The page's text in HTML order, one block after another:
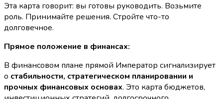
Эта карта говорит: вы готовы руководить. Возьмите
роль. Принимайте решения. Стройте что-то
долговечное.
Прямое положение в финансах:
В финансовом плане прямой Император сигнализирует
о стабильности, стратегическом планировании и
прочных финансовых основах. Это карта бюджетов,